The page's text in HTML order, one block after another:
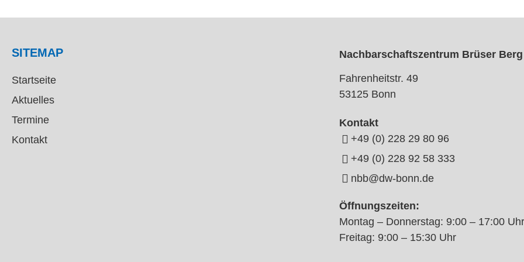
SITEMAP
Startseite
Aktuelles
Termine
Kontakt
Nachbarschaftszentrum Brüser Berg
Fahrenheitstr. 49
53125 Bonn
Kontakt
+49 (0) 228 29 80 96
+49 (0) 228 92 58 333
nbb@dw-bonn.de
Öffnungszeiten:
Montag – Donnerstag: 9:00 – 17:00 Uhr
Freitag: 9:00 – 15:30 Uhr